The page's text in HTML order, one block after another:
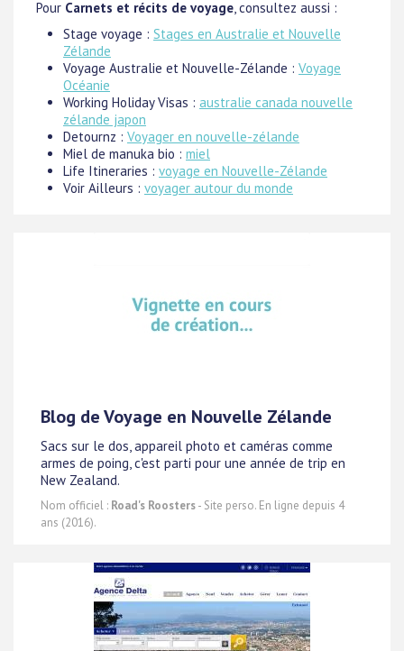
Pour Carnets et récits de voyage, consultez aussi :
Stage voyage : Stages en Australie et Nouvelle
Zélande
Voyage Australie et Nouvelle-Zélande : Voyage
Océanie
Working Holiday Visas : australie canada nouvelle
zélande japon
Detournz : Voyager en nouvelle-zélande
Miel de manuka bio : miel
Life Itineraries : voyage en Nouvelle-Zélande
Voir Ailleurs : voyager autour du monde
Blog de Voyage en Nouvelle Zélande
Sacs sur le dos, appareil photo et caméras comme
armes de poing, c'est parti pour une année de trip en
New Zealand.
Nom officiel : Road's Roosters- Site perso. En ligne depuis 4
ans (2016).